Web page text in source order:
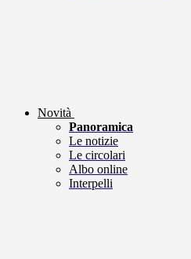
Novità
Panoramica
Le notizie
Le circolari
Albo online
Interpelli